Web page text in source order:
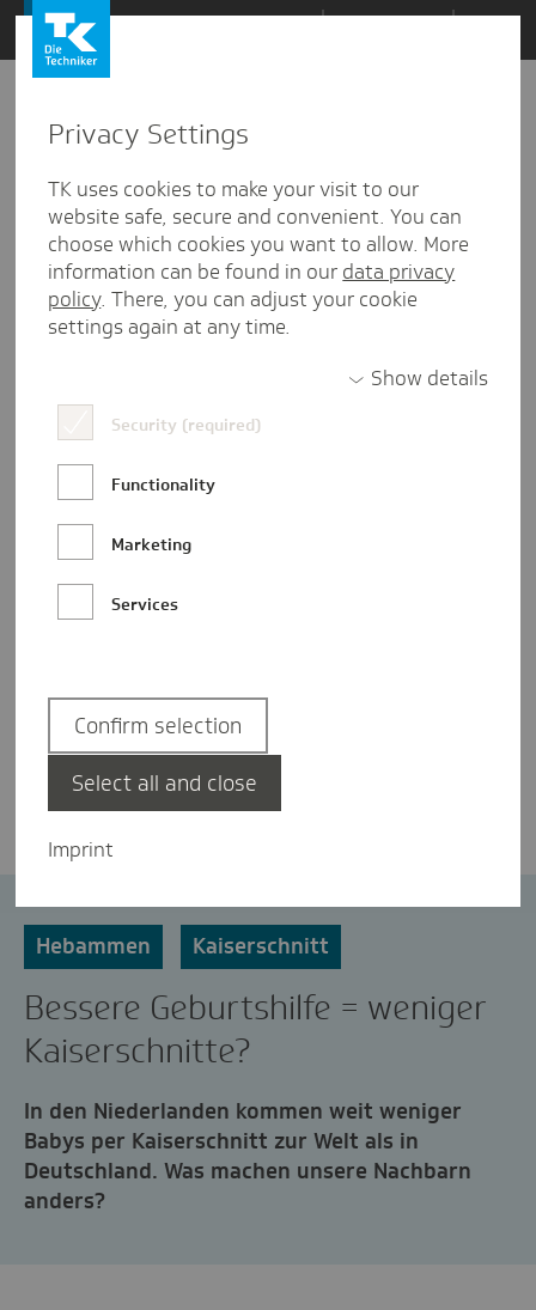
Zum
Inhalt
springen
den
Kommentaren
Nicole Battenfeld
Hebammen Kaiserschnitt
Bessere Geburtshilfe = weniger
Kaiserschnitte?
In den Niederlanden kommen weit weniger
Babys per Kaiserschnitt zur Welt als in
Deutschland. Was machen unsere Nachbarn
anders?
Privacy Settings
TK uses cookies to make your visit to our
website safe, secure and convenient. You can
choose which cookies you want to allow. More
information can be found in our data privacy
policy. There, you can adjust your cookie
settings again at any time.
Show details
Security (required)
Functionality
Marketing
Services
Imprint
Confirm selection
Select all and close